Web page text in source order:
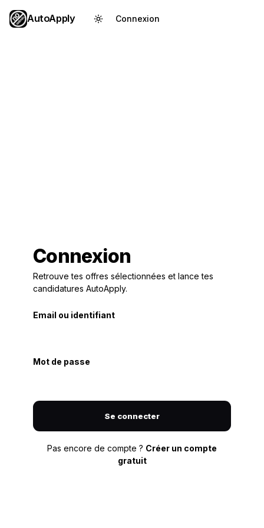
AutoApply Connexion
Connexion
Retrouve tes offres sélectionnées et lance tes
candidatures AutoApply.
Email ou identifiant
Mot de passe
Se connecter
Pas encore de compte ? Créer un compte
gratuit